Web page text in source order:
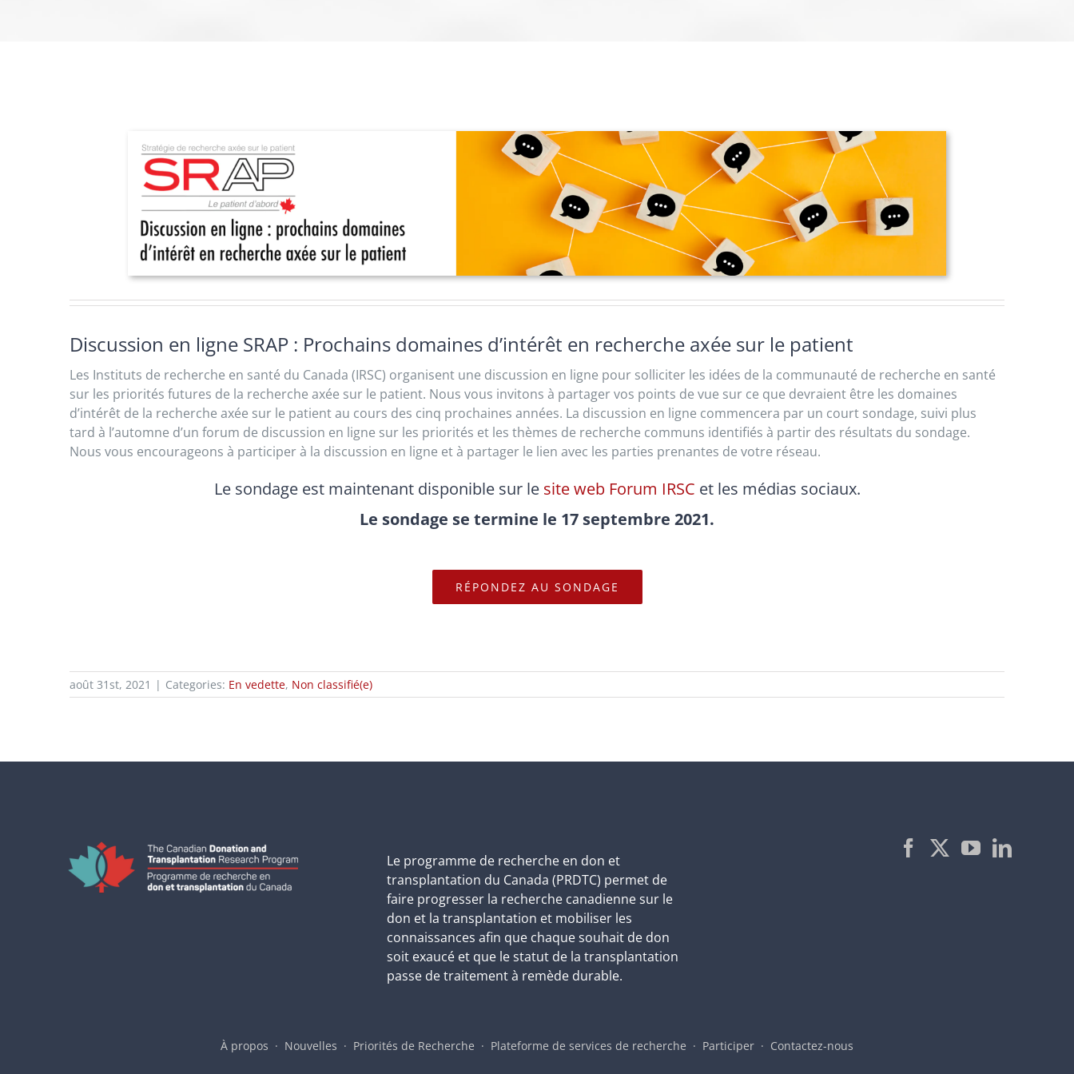
Discussion en ligne SRAP : Prochains domaines d’intérêt en recherche axée sur le patient
Les Instituts de recherche en santé du Canada (IRSC) organisent une discussion en ligne pour solliciter les idées de la communauté de recherche en santé
sur les priorités futures de la recherche axée sur le patient. Nous vous invitons à partager vos points de vue sur ce que devraient être les domaines
d’intérêt de la recherche axée sur le patient au cours des cinq prochaines années. La discussion en ligne commencera par un court sondage, suivi plus
tard à l’automne d’un forum de discussion en ligne sur les priorités et les thèmes de recherche communs identifiés à partir des résultats du sondage.
Nous vous encourageons à participer à la discussion en ligne et à partager le lien avec les parties prenantes de votre réseau.
Le sondage est maintenant disponible sur le site web Forum IRSC et les médias sociaux.
Le sondage se termine le 17 septembre 2021.
RÉPONDEZ AU SONDAGE
août 31st, 2021 | Categories: En vedette, Non classifié(e)
Le programme de recherche en don et
transplantation du Canada (PRDTC) permet de
faire progresser la recherche canadienne sur le
don et la transplantation et mobiliser les
connaissances afin que chaque souhait de don
soit exaucé et que le statut de la transplantation
passe de traitement à remède durable.
À propos Nouvelles Priorités de Recherche Plateforme de services de recherche Participer Contactez-nous